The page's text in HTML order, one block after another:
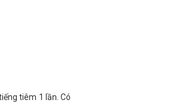
tiêm 1 lần. Có